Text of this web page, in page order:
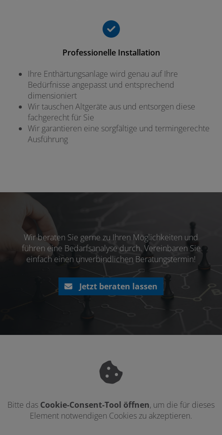
Professionelle Installation
Ihre Enthärtungsanlage wird genau auf Ihre
Bedürfnisse angepasst und entsprechend
dimensioniert
Wir tauschen Altgeräte aus und entsorgen diese
fachgerecht für Sie
Wir garantieren eine sorgfältige und termingerechte
Ausführung
Wir beraten Sie gerne zu Ihren Möglichkeiten und
führen eine Bedarfsanalyse durch. Vereinbaren Sie
einfach einen unverbindlichen Beratungstermin!
Jetzt beraten lassen
Bitte das Cookie-Consent-Tool öffnen, um die für dieses
Element notwendigen Cookies zu akzeptieren.